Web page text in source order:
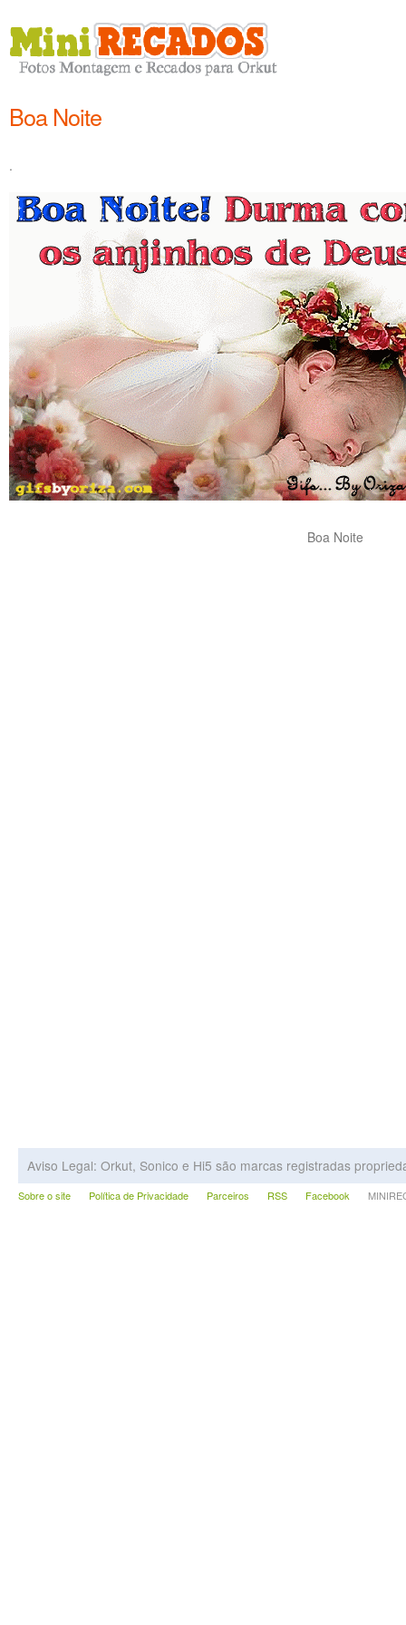
Boa Noite
.
Boa Noite
Aviso Legal: Orkut, Sonico e Hi5 são marcas registradas
Sobre o site Política de Privacidade Parceiros RSS Facebook